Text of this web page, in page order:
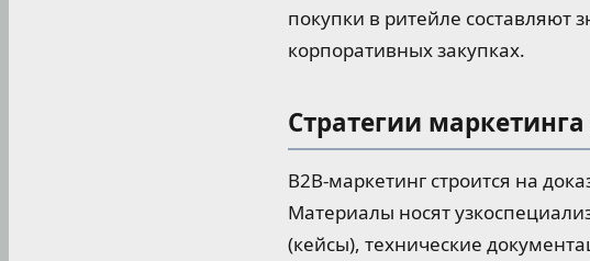
покупки в ритейле
корпоративных закупках.
Стратегии
B2B-маркетинг строится на
Материалы носят
(кейсы), технические